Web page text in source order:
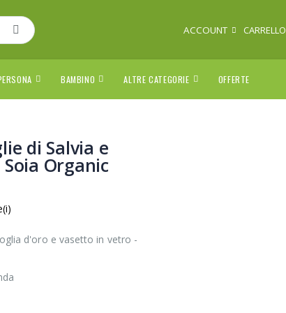
ACCOUNT CARRELLO
BAMBINO ALTRE CATEGORIE OFFERTE
di Salvia e
Organic
d'oro e vasetto in vetro -